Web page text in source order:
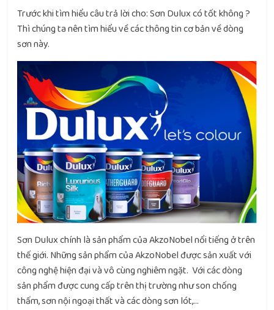
Trước khi tìm hiểu câu trả lời cho: Sơn Dulux có tốt không ?
Thì chúng ta nên tìm hiểu về các thông tin cơ bản về dòng
sơn này.
Sơn Dulux chính là sản phẩm của AkzoNobel nổi tiếng ở trên
thế giới. Những sản phẩm của AkzoNobel được sản xuất với
công nghệ hiện đại và vô cùng nghiêm ngặt. Với các dòng
sản phẩm được cung cấp trên thị trường như son chống
thấm, sơn nội ngoại thất và các dòng sơn lót,…